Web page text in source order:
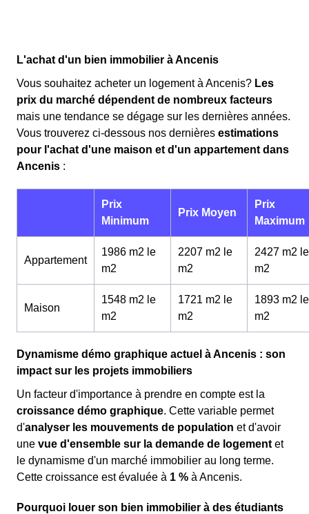
L'achat d'un bien immobilier à Ancenis
Vous souhaitez acheter un logement à Ancenis? Les
prix du marché dépendent de nombreux facteurs
mais une tendance se dégage sur les dernières années.
Vous trouverez ci-dessous nos dernières estimations
pour l'achat d'une maison et d'un appartement dans
Ancenis :
Prix
Minimum
Prix Moyen
Prix
Maximum
Appartement
1986 m2 le
m2
2207 m2 le
m2
2427 m2 le
m2
Maison
1548 m2 le
m2
1721 m2 le
m2
1893 m2 le
m2
Dynamisme démo graphique actuel à Ancenis : son
impact sur les projets immobiliers
Un facteur d'importance à prendre en compte est la
croissance démo graphique. Cette variable permet
d'analyser les mouvements de population et d'avoir
une vue d'ensemble sur la demande de logement et
le dynamisme d'un marché immobilier au long terme.
Cette croissance est évaluée à 1 % à Ancenis.
Pourquoi louer son bien immobilier à des étudiants